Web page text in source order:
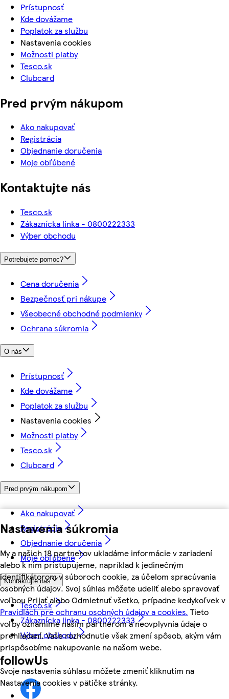
Nastavenia súkromia
My a našich 18 partnerov ukladáme informácie v zariadení
alebo k nim pristupujeme, napríklad k jedinečným
identifikátorom v súboroch cookie, za účelom spracúvania
osobných údajov. Svoj súhlas môžete udeliť alebo spravovať
voľbou Prijať alebo Odmietnuť všetko, prípadne kedykoľvek v
Pravidlách pre ochranu osobných údajov a cookies. Tieto
voľby oznámime našim partnerom a neovplyvnia údaje o
prehliadaní. Vaše rozhodnutie však zmení spôsob, akým vám
prispôsobíme nakupovanie na našom webe.
Svoje nastavenia súhlasu môžete zmeniť kliknutím na
Nastavenia cookies v pätičke stránky.
Prístupnosť
Kde dovážame
Poplatok za službu
Nastavenia cookies
Možnosti platby
Tesco.sk
Clubcard
Pred prvým nákupom
Ako nakupovať
Registrácia
Objednanie doručenia
Moje obľúbené
Kontaktujte nás
Tesco.sk
Zákaznícka linka - 0800222333
Výber obchodu
Potrebujete pomoc?
Cena doručenia
Bezpečnosť pri nákupe
Všeobecné obchodné podmienky
Ochrana súkromia
O nás
Prístupnosť
Kde dovážame
Poplatok za službu
Nastavenia cookies
Možnosti platby
Tesco.sk
Clubcard
Pred prvým nákupom
Ako nakupovať
Registrácia
Objednanie doručenia
Moje obľúbené
Kontaktujte nás
Tesco.sk
Zákaznícka linka - 0800222333
Výber obchodu
followUs